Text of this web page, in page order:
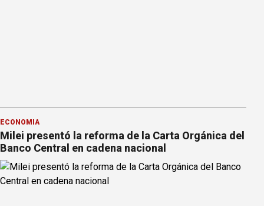
ECONOMÍA
Milei presentó la reforma de la Carta Orgánica del
Banco Central en cadena nacional